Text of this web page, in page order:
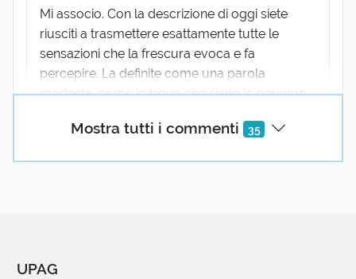
Mostra tutti i commenti 35
Mi associo. Con la descrizione di oggi siete
riusciti a trasmettere esattamente tutte le
sensazioni che la frescura evoca e fa
percepire. La definite come una parola
modesta, come io trovo che siano le persone
5 reazioni
Ah ! Finalmente un pò di frescura nella scelta della
UPAG